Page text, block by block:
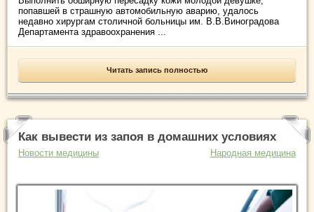
попавшей в страшную автомобильную аварию, удалось
недавно хирургам столичной больницы им. В.В.Виноградова
Департамента здравоохранения ...
Читать запись полностью
Как вывести из запоя в домашних условиях
Новости медицины Народная медицина